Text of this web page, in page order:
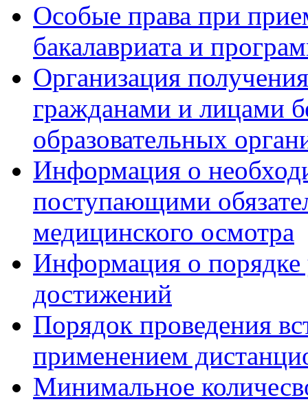
Особые права при
бакалавриата и
Организация
гражданами и лицами
образовательных
Информация о
поступающими
медицинского осмотра
Информация о порядке
достижений
Порядок проведения
применением
Минимальное